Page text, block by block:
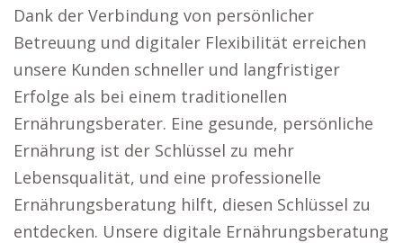
Dank der Verbindung von persönlicher
Betreuung und digitaler Flexibilität erreichen
unsere Kunden schneller und langfristiger
Erfolge als bei einem traditionellen
Ernährungsberater. Eine gesunde, persönliche
Ernährung ist der Schlüssel zu mehr
Lebensqualität, und eine professionelle
Ernährungsberatung hilft, diesen Schlüssel zu
entdecken. Unsere digitale Ernährungsberatung